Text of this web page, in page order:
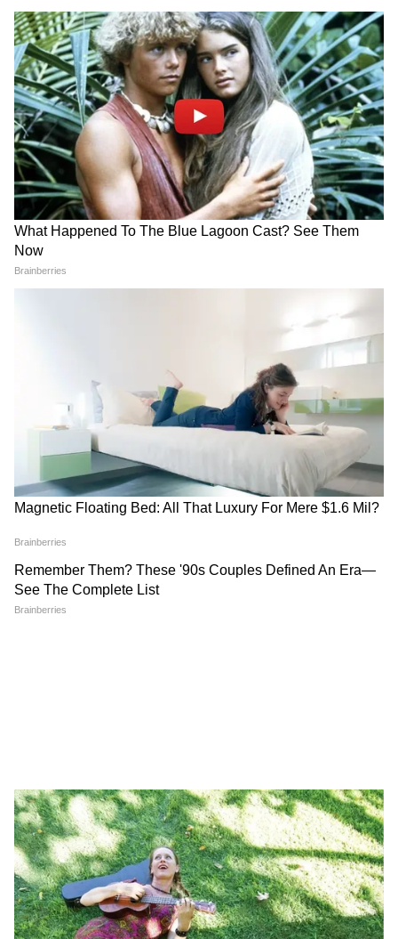
বাজেট- ৩৫০ কোটি
বিশ্বব্যাপী কালেকশন- ২০৮.৬ কোটি
ভারতে মোট কালেকশন- ১৭৪.৪ কোটি
স্টার কাস্ট- প্রভাস, সঞ্জয় দত্ত, মালবিকা মোহনন,
নিধি আগরওয়াল, ঋদ্ধি কুমার এবং জারিনা
ওয়াহাব।
4
7
Instagram
ছবি- ও রোমিও
ভাষা- হিন্দি
বাজেট- ১০০ কোটি
বিশ্বব্যাপী কালেকশন- ৯৫.৮ কোটি
ভারতে মোট কালেকশন- ৭১.৬ কোটি
Image Credit : Instagram
ছবি- এক্কিস